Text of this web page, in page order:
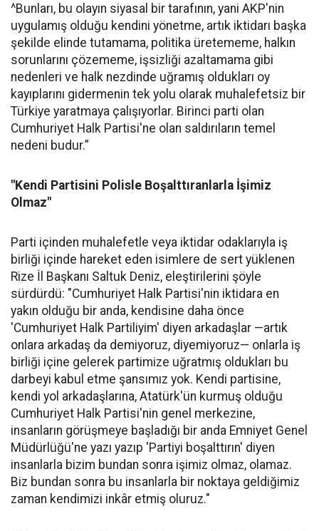
^Bunları, bu olayın siyasal bir tarafının, yani AKP'nin
uygulamış olduğu kendini yönetme, artık iktidarı başka
şekilde elinde tutamama, politika üretememe, halkın
sorunlarını çözememe, işsizliği azaltamama gibi
nedenleri ve halk nezdinde uğramış oldukları oy
kayıplarını gidermenin tek yolu olarak muhalefetsiz bir
Türkiye yaratmaya çalışıyorlar. Birinci parti olan
Cumhuriyet Halk Partisi'ne olan saldırıların temel
nedeni budur.”
"Kendi Partisini Polisle Boşalttıranlarla İşimiz
Olmaz"
Parti içinden muhalefetle veya iktidar odaklarıyla iş
birliği içinde hareket eden isimlere de sert yüklenen
Rize İl Başkanı Saltuk Deniz, eleştirilerini şöyle
sürdürdü: "Cumhuriyet Halk Partisi'nin iktidara en
yakın olduğu bir anda, kendisine daha önce
'Cumhuriyet Halk Partiliyim' diyen arkadaşlar —artık
onlara arkadaş da demiyoruz, diyemiyoruz— onlarla iş
birliği içine gelerek partimize uğratmış oldukları bu
darbeyi kabul etme şansımız yok. Kendi partisine,
kendi yol arkadaşlarına, Atatürk'ün kurmuş olduğu
Cumhuriyet Halk Partisi'nin genel merkezine,
insanların görüşmeye başladığı bir anda Emniyet Genel
Müdürlüğü'ne yazı yazıp 'Partiyi boşalttırın' diyen
insanlarla bizim bundan sonra işimiz olmaz, olamaz.
Biz bundan sonra bu insanlarla bir noktaya geldiğimiz
zaman kendimizi inkâr etmiş oluruz."